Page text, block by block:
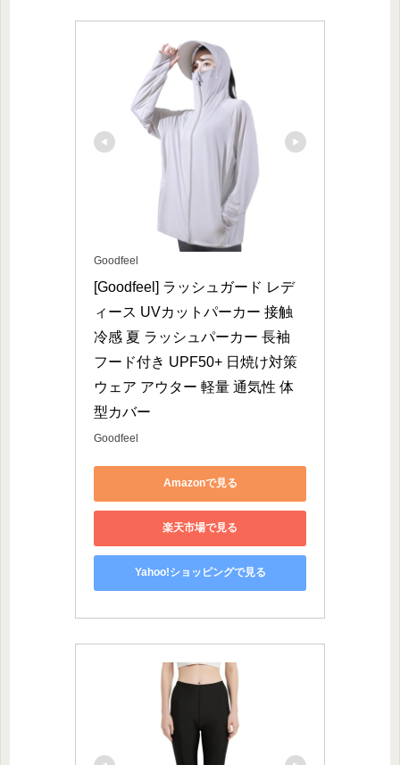
Goodfeel
[Goodfeel] ラッシュガード レデ
ィース UVカットパーカー 接触
冷感 夏 ラッシュパーカー 長袖
フード付き UPF50+ 日焼け対策
ウェア アウター 軽量 通気性 体
型カバー
Goodfeel
Amazonで見る
楽天市場で見る
Yahoo!ショッピングで見る